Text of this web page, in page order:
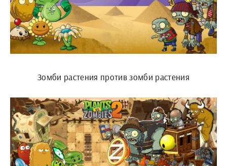
Зомби растения против зомби растения